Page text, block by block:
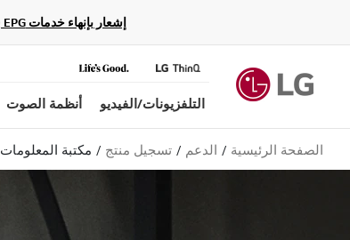
إشعار بإنهاء خدمات Gracenote Music ID / Video ID / eyeQ EPG لأجهزة مشغّل Blu-ray وأنظمة المسرح المنزلي Blu-ray، حيث لن تكون متاحة بعد الآن.
التلفزيونات/الفيديو أنظمة الصوت
الصفحة الرئيسية الدعم تسجيل منتج مكتبة المعلومات